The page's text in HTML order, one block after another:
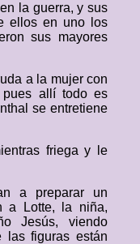
la guerra, y sus
ellos en uno los
sus mayores
a la mujer con
pues allí todo es
se entretiene
friega y le
a preparar un
a Lotte, la niña,
Jesús, viendo
las figuras están